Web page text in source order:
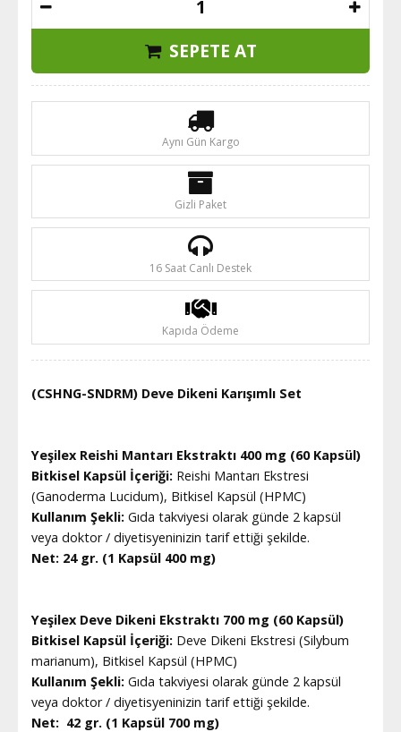
SEPETE AT
Aynı Gün Kargo
Gizli Paket
16 Saat Canlı Destek
Kapıda Ödeme
(CSHNG-SNDRM) Deve Dikeni Karışımlı Set
Yeşilex Reishi Mantarı Ekstraktı 400 mg (60 Kapsül)
Bitkisel Kapsül İçeriği: Reishi Mantarı Ekstresi
(Ganoderma Lucidum), Bitkisel Kapsül (HPMC)
Kullanım Şekli: Gıda takviyesi olarak günde 2 kapsül
veya doktor / diyetisyeninizin tarif ettiği şekilde.
Net: 24 gr. (1 Kapsül 400 mg)
Yeşilex Deve Dikeni Ekstraktı 700 mg (60 Kapsül)
Bitkisel Kapsül İçeriği: Deve Dikeni Ekstresi (Silybum
marianum), Bitkisel Kapsül (HPMC)
Kullanım Şekli: Gıda takviyesi olarak günde 2 kapsül
veya doktor / diyetisyeninizin tarif ettiği şekilde.
Net: 42 gr. (1 Kapsül 700 mg)